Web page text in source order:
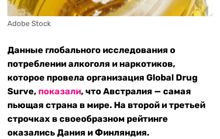
Adobe Stock
Данные глобального исследования о
потреблении алкоголя и наркотиков,
которое провела организация Global Drug
Surve, показали, что Австралия — самая
пьющая страна в мире. На второй и третьей
строчках в своеобразном рейтинге
оказались Дания и Финляндия.